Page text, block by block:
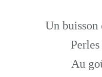
Un buisson
Au